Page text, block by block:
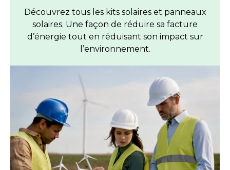
Découvrez tous les kits solaires et panneaux
solaires. Une façon de réduire sa facture
d’énergie tout en réduisant son impact sur
l’environnement.